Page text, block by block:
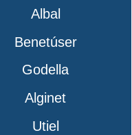
Albal
Benetúser
Godella
Alginet
Utiel